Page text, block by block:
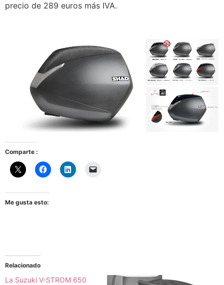
precio de 289 euros más IVA.
Comparte :
Me gusta esto:
Relacionado
La Suzuki V-STROM 650